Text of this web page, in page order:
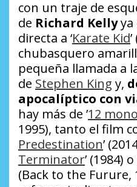
con un traje de
de Richard Kellyya
directa a ‘Karate Kid
chubasquero
pequeña llamada a
de Stephen King y,
apocalíptico con
hay más de ’12
1995), tanto el film
Predestination’
Terminator’ (1984) o
(Back to the Furure,